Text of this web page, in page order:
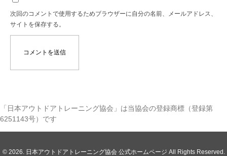
次回のコメントで使用するためブラウザーに自分の名前、メールアドレス、
サイトを保存する。
「日本アウトドアトレーニング協会」は当協会の登録商標（登録第
6251143号）です
© 2026. 日本アウトドアトレーニング協会 公式ホームページ All Rights Reserved.